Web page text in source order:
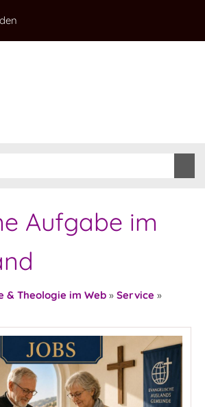
Aufgabe im
& Theologie im Web » Service »